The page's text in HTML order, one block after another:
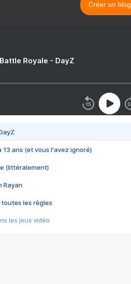
Créer un blog
Royale - DayZ
13 ans (et vous l'avez ignoré)
(littéralement)
Rayan
toutes les règles
les jeux vidéo